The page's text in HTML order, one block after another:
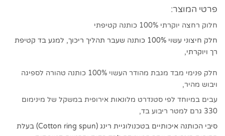
פרטי המוצר:
חלוק רחצה יוקרתי 100% כותנה קטיפתי
חלק חיצוני עשוי 100% כותנה שעבר תהליך ריכוך, למגע בד קטיפת
רך ויוקרתי,
חלק פנימי מבד מגבת מהודר העשוי 100% כותנה טהורה לספיגה
ויבוש מהיר,
עבים במיוחד לפי סטנדרט מלונאות אירופית במשקל של מינימום
330 גרם למטר ריבוע בד,
סיבי הכותנה איכותיים בטכנולוגיית רינג (Cotton ring spun) בעלת